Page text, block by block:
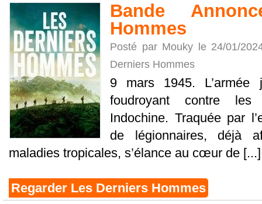
Bande
Hommes
Posté par Mouky le 24/01/
Derniers Hommes
9 mars 1945. L’armée
foudroyant contre les
Indochine. Traquée par
de légionnaires, déjà
maladies tropicales, s’élance au cœur de [...]
Regarder Les Derniers Hommes